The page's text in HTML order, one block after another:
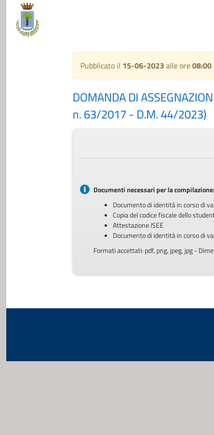
Pubblicato il 15-06-2023 alle ore08:00
DOMANDA DI
n. 63/2017 - D.M. 44/2023)
Documenti necessari per la compilazione:
Documento di identità in corso di
Copia del codice fiscale dello
Attestazione ISEE
Documento di identità in corso di
Formati accettati: pdf, png, jpeg, jpg -